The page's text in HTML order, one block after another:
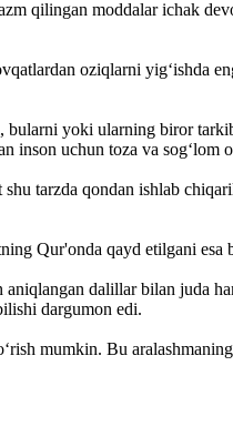
qilingan moddalar ichak
oziqlarni yig‘ishda
yoki ularning biror
uchun toza va sog‘lom
tarzda qondan ishlab
Qur'onda qayd etilgani esa
dalillar bilan juda
dargumon edi.
mumkin. Bu